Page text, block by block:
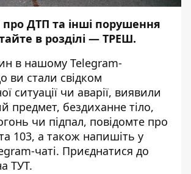
про ДТП та інші порушення
в розділі — ТРЕШ.
в нашому Telegram-
ви стали свідком
ситуації чи аварії, виявили
предмет, бездиханне тіло,
чи підпал, повідомте про
103, а також напишіть у
чаті. Приєднатися до
ТУТ.